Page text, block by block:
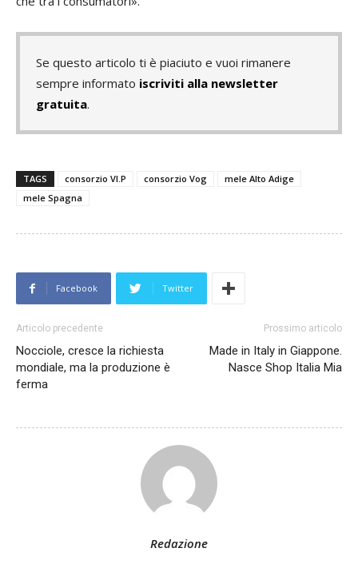
Se questo articolo ti è piaciuto e vuoi rimanere
sempre informato iscriviti alla newsletter
gratuita.
TAGS consorzio VI.P consorzio Vog
mele Alto Adige
mele Spagna
Facebook Twitter
Articolo precedente
Nocciole, cresce la richiesta
mondiale, ma la produzione è
ferma
Prossimo articolo
Made in Italy in Giappone.
Nasce Shop Italia Mia
Redazione